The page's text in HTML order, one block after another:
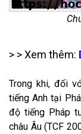
> > Xem thêm:
Trong khi, đối
tiếng Anh tại
độ tiếng Pháp
châu Âu (TCF